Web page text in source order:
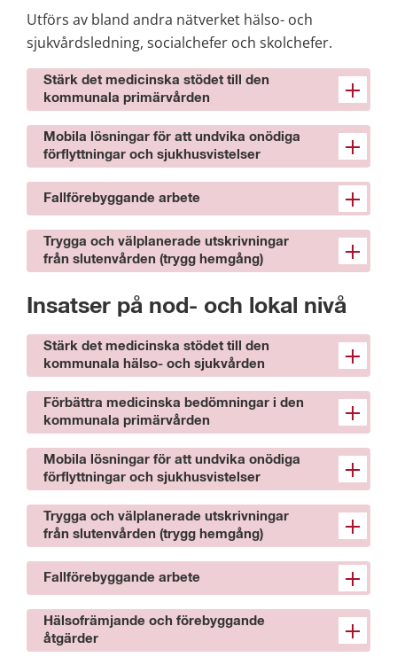
Utförs av bland andra nätverket hälso- och
sjukvårdsledning, socialchefer och skolchefer.
Stärk det medicinska stödet till den
kommunala primärvården
Mobila lösningar för att undvika onödiga
förflyttningar och sjukhusvistelser
Fallförebyggande arbete
Trygga och välplanerade utskrivningar
från slutenvården (trygg hemgång)
Insatser på nod- och lokal nivå
Stärk det medicinska stödet till den
kommunala hälso- och sjukvården
Förbättra medicinska bedömningar i den
kommunala primärvården
Mobila lösningar för att undvika onödiga
förflyttningar och sjukhusvistelser
Trygga och välplanerade utskrivningar
från slutenvården (trygg hemgång)
Fallförebyggande arbete
Hälsofrämjande och förebyggande
åtgärder